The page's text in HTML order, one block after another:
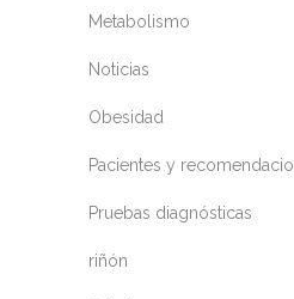
Metabolismo
Noticias
Obesidad
Pacientes y
Pruebas diagnósticas
riñón